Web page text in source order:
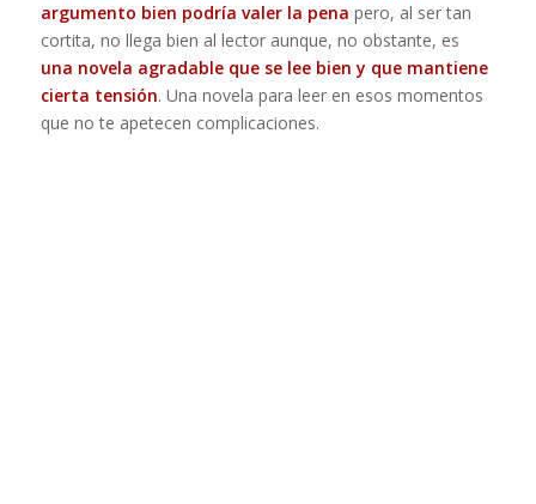
argumento bien podría valer la pena pero, al ser tan
cortita, no llega bien al lector aunque, no obstante, es
una novela agradable que se lee bien y que mantiene
cierta tensión. Una novela para leer en esos momentos
que no te apetecen complicaciones.